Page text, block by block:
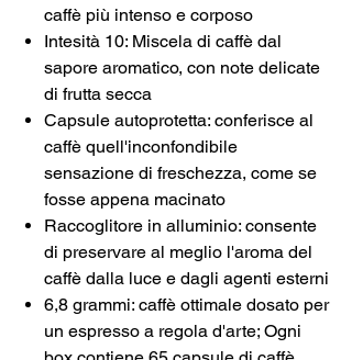
caffè più intenso e corposo
Intesità 10: Miscela di caffè dal
sapore aromatico, con note delicate
di frutta secca
Capsule autoprotetta: conferisce al
caffè quell'inconfondibile
sensazione di freschezza, come se
fosse appena macinato
Raccoglitore in alluminio: consente
di preservare al meglio l'aroma del
caffè dalla luce e dagli agenti esterni
6,8 grammi: caffè ottimale dosato per
un espresso a regola d'arte; Ogni